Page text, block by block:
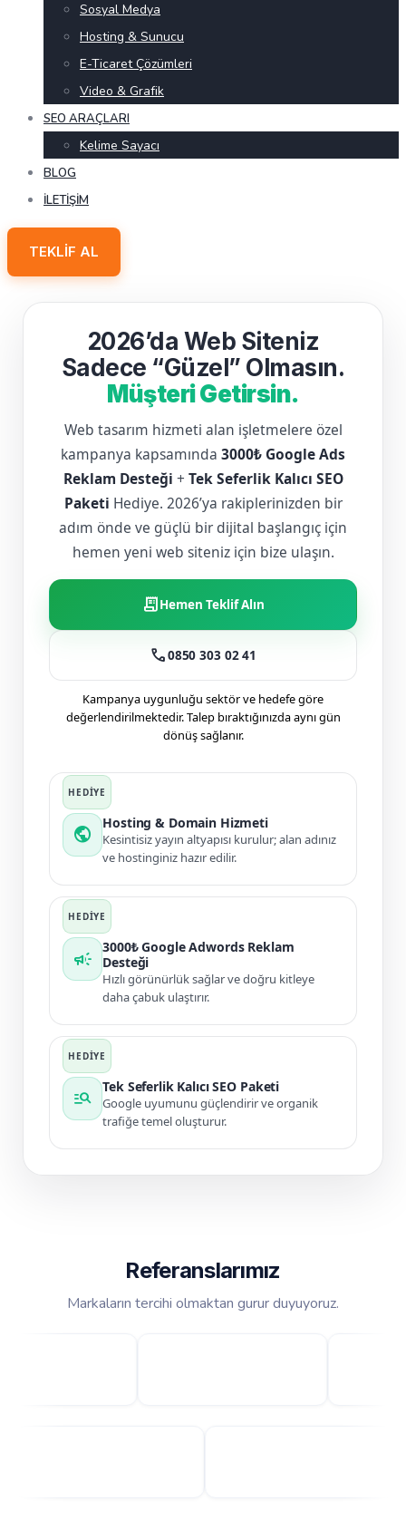
Sosyal Medya
Hosting & Sunucu
E-Ticaret Çözümleri
Video & Grafik
SEO ARAÇLARI
Kelime Sayacı
BLOG
İLETIŞIM
TEKLIF AL
2026’da Web Siteniz
Sadece “Güzel” Olmasın.
Müşteri Getirsin.
Web tasarım hizmeti alan işletmelere özel
kampanya kapsamında 3000₺ Google Ads
Reklam Desteği + Tek Seferlik Kalıcı SEO
Paketi Hediye. 2026’ya rakiplerinizden bir
adım önde ve güçlü bir dijital başlangıç için
hemen yeni web siteniz için bize ulaşın.
receipt_longHemen Teklif Alın
call0850 303 02 41
Kampanya uygunluğu sektör ve hedefe göre
değerlendirilmektedir. Talep bıraktığınızda aynı gün
dönüş sağlanır.
public
Hosting & Domain Hizmeti
Kesintisiz yayın altyapısı kurulur; alan adınız
ve hostinginiz hazır edilir.
campaign
3000₺ Google Adwords Reklam
Desteği
Hızlı görünürlük sağlar ve doğru kitleye
daha çabuk ulaştırır.
manage_search
Tek Seferlik Kalıcı SEO Paketi
Google uyumunu güçlendirir ve organik
trafiğe temel oluşturur.
Referanslarımız
Markaların tercihi olmaktan gurur duyuyoruz.